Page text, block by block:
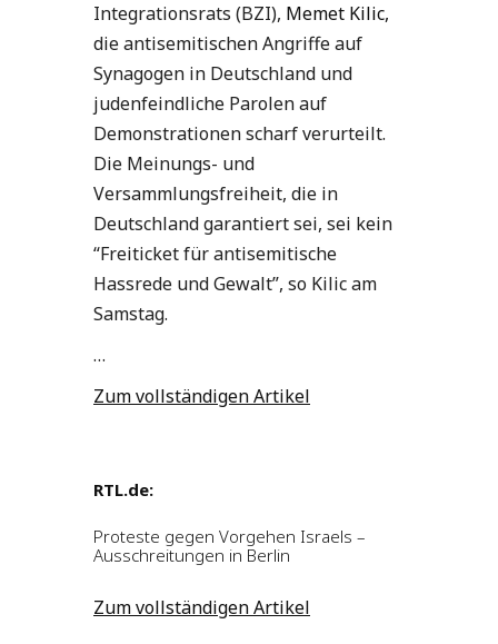
Integrationsrats (BZI), Memet Kilic,
die antisemitischen Angriffe auf
Synagogen in Deutschland und
judenfeindliche Parolen auf
Demonstrationen scharf verurteilt.
Die Meinungs- und
Versammlungsfreiheit, die in
Deutschland garantiert sei, sei kein
“Freiticket für antisemitische
Hassrede und Gewalt”, so Kilic am
Samstag.
…
Zum vollständigen Artikel
RTL.de:
Proteste gegen Vorgehen Israels –
Ausschreitungen in Berlin
Zum vollständigen Artikel